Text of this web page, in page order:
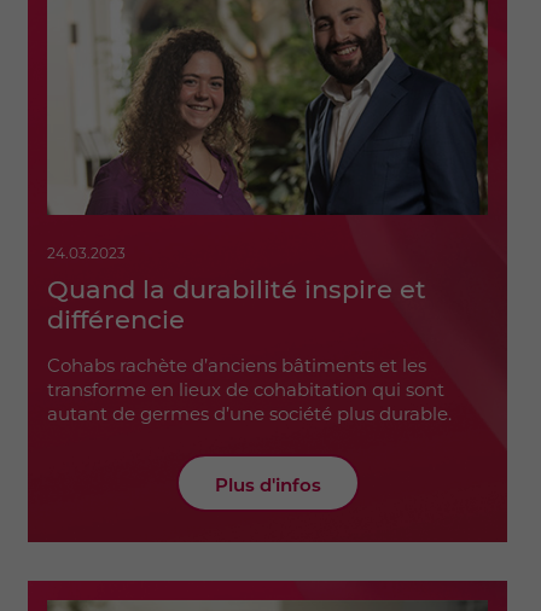
24.03.2023
Quand la durabilité inspire et
différencie
Cohabs rachète d’anciens bâtiments et les
transforme en lieux de cohabitation qui sont
autant de germes d’une société plus durable.
Plus d'infos